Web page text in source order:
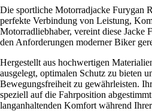
Die sportliche Motorradjacke Furygan
perfekte Verbindung von Leistung,
Motorradliebhaber, vereint diese Jacke
den Anforderungen moderner Biker
Hergestellt aus hochwertigen
ausgelegt, optimalen Schutz zu bieten
Bewegungsfreiheit zu gewährleisten.
speziell auf die Fahrposition
langanhaltenden Komfort während